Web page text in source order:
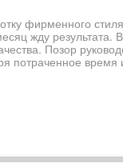
фирменного
жду результата.
Позор
потраченное время